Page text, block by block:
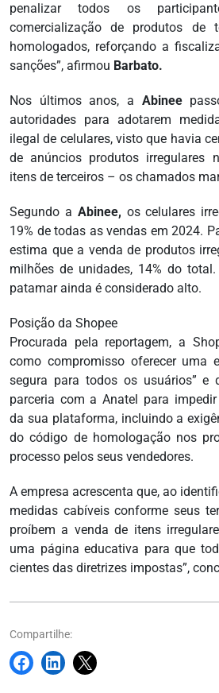
penalizar todos os
comercialização de produtos de
homologados, reforçando a
sanções”, afirmou Barbato.
Nos últimos anos, a Abinee
autoridades para adotarem
ilegal de celulares, visto que havia
de anúncios produtos irregulares
itens de terceiros – os chamados
Segundo a Abinee, os celulares
19% de todas as vendas em 2024.
estima que a venda de produtos
milhões de unidades, 14% do
patamar ainda é considerado alto.
Posição da Shopee
Procurada pela reportagem, a
como compromisso oferecer uma
segura para todos os usuários” e
parceria com a Anatel para
da sua plataforma, incluindo a
do código de homologação nos
processo pelos seus vendedores.
A empresa acrescenta que, ao
medidas cabíveis conforme seus
proíbem a venda de itens
uma página educativa para que
cientes das diretrizes impostas”,
Compartilhe: